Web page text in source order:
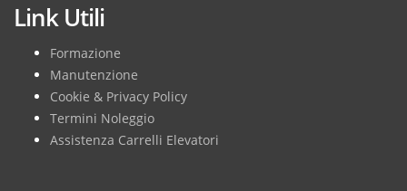
Link Utili
Formazione
Manutenzione
Cookie & Privacy Policy
Termini Noleggio
Assistenza Carrelli Elevatori